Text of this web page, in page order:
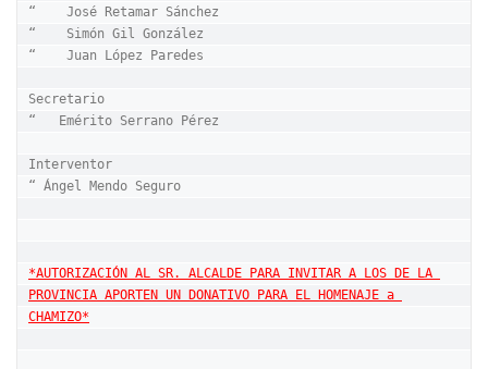
“    José Retamar Sánchez
“    Simón Gil González
“    Juan López Paredes
Secretario
“   Emérito Serrano Pérez
Interventor
“ Ángel Mendo Seguro
*AUTORIZACIÓN AL SR. ALCALDE PARA INVITAR A LOS DE LA
PROVINCIA APORTEN UN DONATIVO PARA EL HOMENAJE a
CHAMIZO*